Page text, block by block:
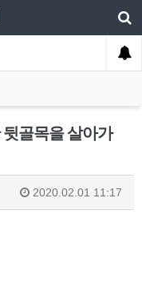
골목을 살아가
2020.02.01 11:17